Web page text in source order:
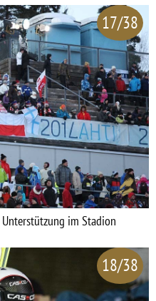
17/38
im Stadion
18/38